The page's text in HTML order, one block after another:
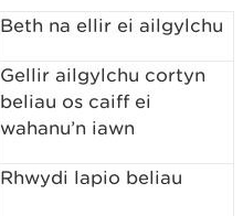
Beth na ellir ei ailgylchu
Gellir ailgylchu cortyn
beliau os caiff ei
wahanu’n iawn
Rhwydi lapio beliau